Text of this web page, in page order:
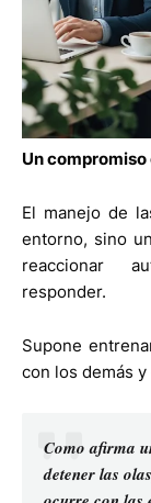
Un
El manejo de
entorno, sino
reaccionar
responder.
Supone
con los demás
Como afirma
detener las